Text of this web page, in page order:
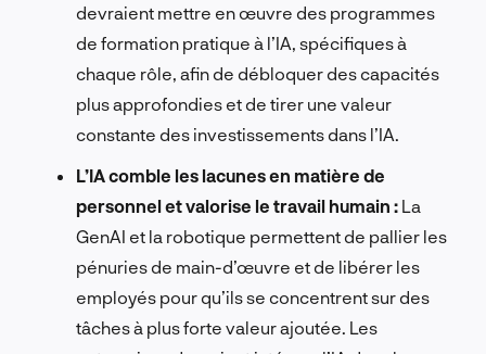
devraient mettre en œuvre des programmes
de formation pratique à l’IA, spécifiques à
chaque rôle, afin de débloquer des capacités
plus approfondies et de tirer une valeur
constante des investissements dans l’IA.
L’IA comble les lacunes en matière de
personnel et valorise le travail humain : La
GenAI et la robotique permettent de pallier les
pénuries de main-d’œuvre et de libérer les
employés pour qu’ils se concentrent sur des
tâches à plus forte valeur ajoutée. Les